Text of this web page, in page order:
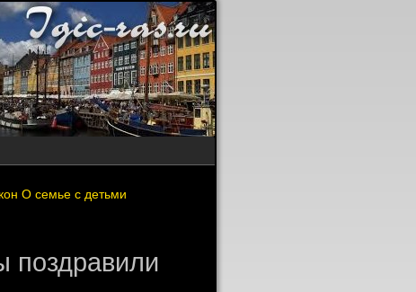
О семье с детьми
поздравили